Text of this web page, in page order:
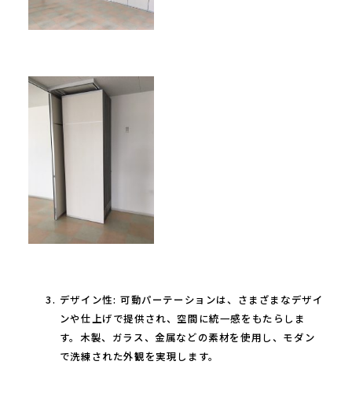
デザイン性: 可動パーテーションは、さまざまなデザイ
ンや仕上げで提供され、空間に統一感をもたらしま
す。木製、ガラス、金属などの素材を使用し、モダン
で洗練された外観を実現します。